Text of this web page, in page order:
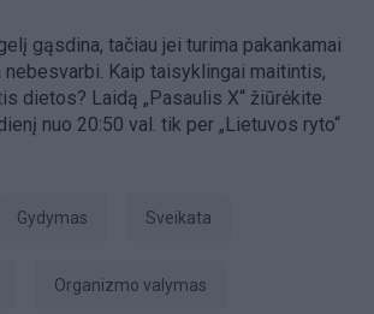
gąsdina, tačiau jei turima pakankamai
nebesvarbi. Kaip taisyklingai maitintis,
dietos? Laidą „Pasaulis X“ žiūrėkite
nuo 20:50 val. tik per „Lietuvos ryto“
gydymas Sveikata
organizmo valymas